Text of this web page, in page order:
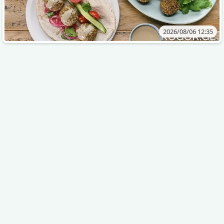
2026/08/06 12:35